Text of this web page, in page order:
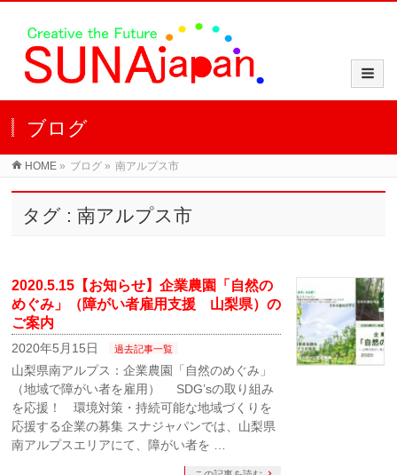
ブログ
HOME » ブログ » 南アルプス市
タグ : 南アルプス市
2020.5.15【お知らせ】企業農園「自然の
めぐみ」（障がい者雇用支援 山梨県）の
ご案内
2020年5月15日 過去記事一覧
山梨県南アルプス：企業農園「自然のめぐみ」
（地域で障がい者を雇用） SDG’sの取り組み
を応援！ 環境対策・持続可能な地域づくりを
応援する企業の募集 スナジャパンでは、山梨県
南アルプスエリアにて、障がい者を …